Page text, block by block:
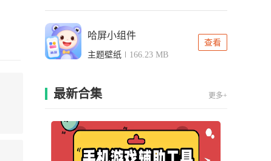
哈屏小组件
主题壁纸 166.23 MB
查看
最新合集 更多+